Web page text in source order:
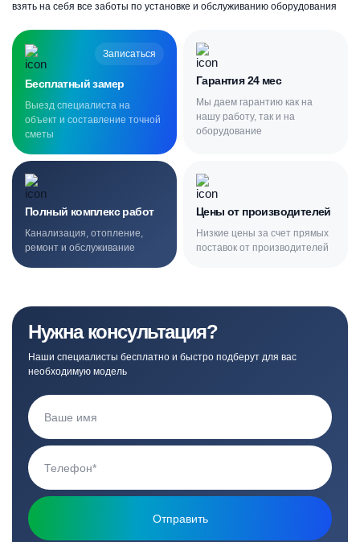
взять на себя все заботы по установке и обслуживанию оборудования
Записаться
Бесплатный замер
Выезд специалиста на
объект и составление точной
сметы
Гарантия 24 мес
Мы даем гарантию как на
нашу работу, так и на
оборудование
Полный комплекс работ
Канализация, отопление,
ремонт и обслуживание
Цены от производителей
Низкие цены за счет прямых
поставок от производителей
Нужна консультация?
Наши специалисты бесплатно и быстро подберут для вас
необходимую модель